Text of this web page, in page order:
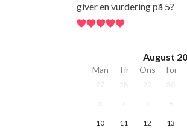
giver en vurdering på 5?
August
Man Tir Ons Tor
27 28 29 30
3 4 5 6
10 11 12 13